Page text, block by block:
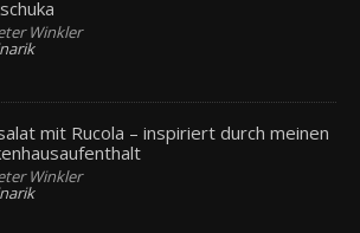
Winkler
mit Rucola – inspiriert durch meinen
Winkler